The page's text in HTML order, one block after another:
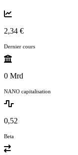
2,34 €
Dernier cours
0 Mrd
NANO capitalisation
0,52
Beta